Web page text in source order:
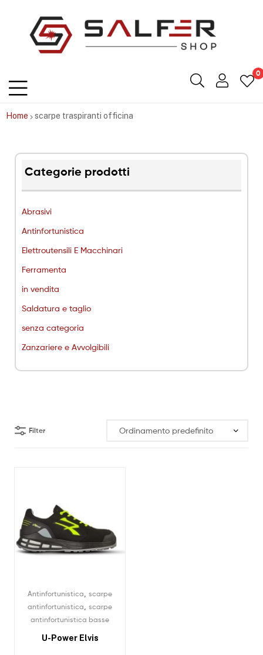
0
Home scarpe traspiranti officina
Categorie prodotti
Abrasivi
Antinfortunistica
Elettroutensili E Macchinari
Ferramenta
in vendita
Saldatura e taglio
senza categoria
Zanzariere e Avvolgibili
Filter
Antinfortunistica scarpe
antinfortunistica scarpe
antinfortunistica basse
U-Power Elvis